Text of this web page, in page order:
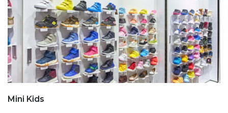
Mini Kids